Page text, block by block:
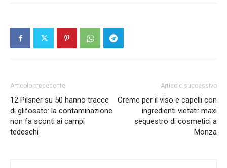
Articolo precedente
12 Pilsner su 50 hanno tracce
di glifosato: la contaminazione
non fa sconti ai campi
tedeschi
Articolo successivo
Creme per il viso e capelli con
ingredienti vietati: maxi
sequestro di cosmetici a
Monza